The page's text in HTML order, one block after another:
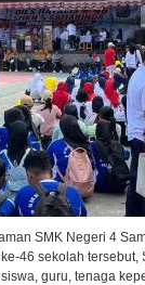
SMK Negeri 4
46 sekolah tersebut,
guru, tenaga